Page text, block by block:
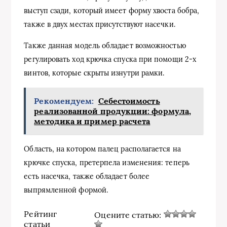
выступ сзади, который имеет форму хвоста бобра,
также в двух местах присутствуют насечки.
Также данная модель обладает возможностью
регулировать ход крючка спуска при помощи 2-х
винтов, которые скрыты изнутри рамки.
Рекомендуем: Себестоимость
реализованной продукции: формула,
методика и пример расчета
Область, на котором палец располагается на
крючке спуска, претерпела изменения: теперь
есть насечка, также обладает более
выпрямленной формой.
Рейтинг
статьи
Оцените статью: